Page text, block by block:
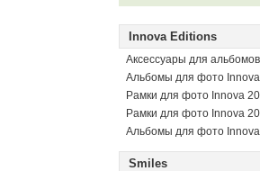
Innova Editions
Аксессуары для
Альбомы для фото
Рамки для фото Innova
Рамки для фото Innova
Альбомы для фото
Smiles